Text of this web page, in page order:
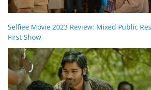
Selfiee Movie 2023 Review: Mixed Public
First Show